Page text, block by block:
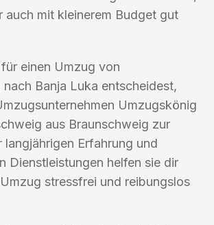
auch mit kleinerem Budget gut
einen Umzug von
nach Banja Luka entscheidest,
Umzugskönig
aus Braunschweig zur
langjährigen Erfahrung und
Dienstleistungen helfen sie dir
stressfrei und reibungslos